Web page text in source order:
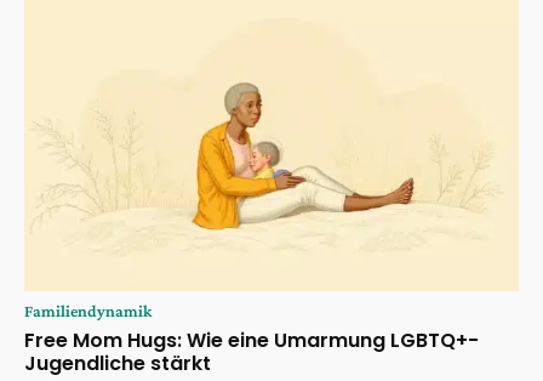
Familiendynamik
Free Mom Hugs: Wie eine Umarmung LGBTQ+-
Jugendliche stärkt